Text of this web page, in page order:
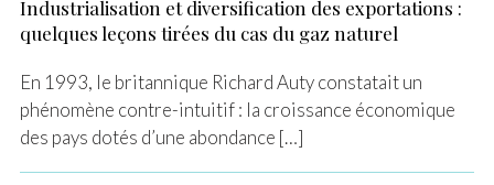
Industrialisation et diversification des exportations :
quelques leçons tirées du cas du gaz naturel
En 1993, le britannique Richard Auty constatait un
phénomène contre-intuitif : la croissance économique
des pays dotés d’une abondance […]